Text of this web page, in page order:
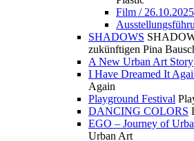
Film / 26.10.2025
SHADOWS
zukünftigen Pina
A New Urban Art Story
I Have Dreamed It
Again
Playground Festival
DANCING COLORS
EGO – Journey of
Urban Art